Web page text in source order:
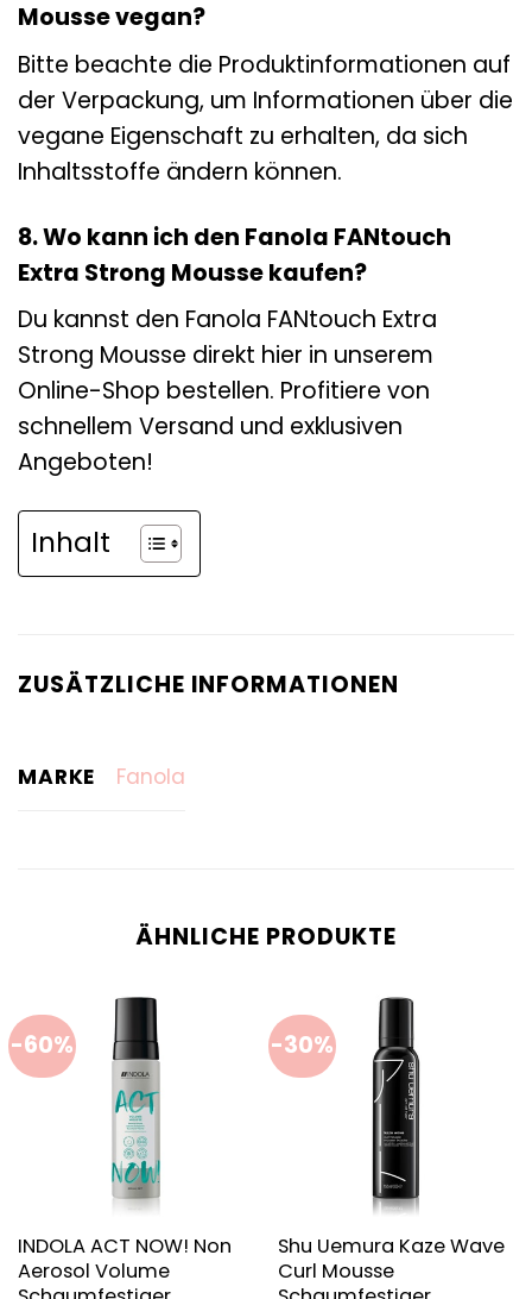
Mousse vegan?
Bitte beachte die Produktinformationen auf
der Verpackung, um Informationen über die
vegane Eigenschaft zu erhalten, da sich
Inhaltsstoffe ändern können.
8. Wo kann ich den Fanola FANtouch
Extra Strong Mousse kaufen?
Du kannst den Fanola FANtouch Extra
Strong Mousse direkt hier in unserem
Online-Shop bestellen. Profitiere von
schnellem Versand und exklusiven
Angeboten!
Inhalt
ZUSÄTZLICHE INFORMATIONEN
MARKE Fanola
ÄHNLICHE PRODUKTE
-60%
INDOLA ACT NOW! Non
Aerosol Volume
-30%
Shu Uemura Kaze Wave
Curl Mousse